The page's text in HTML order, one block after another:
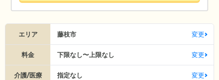
エリア 藤枝市 変更
料金 下限なし〜上限なし 変更
介護/医療 指定なし 変更